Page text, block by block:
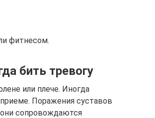
фитнесом.
бить тревогу
или плече. Иногда
Поражения суставов
сопровождаются